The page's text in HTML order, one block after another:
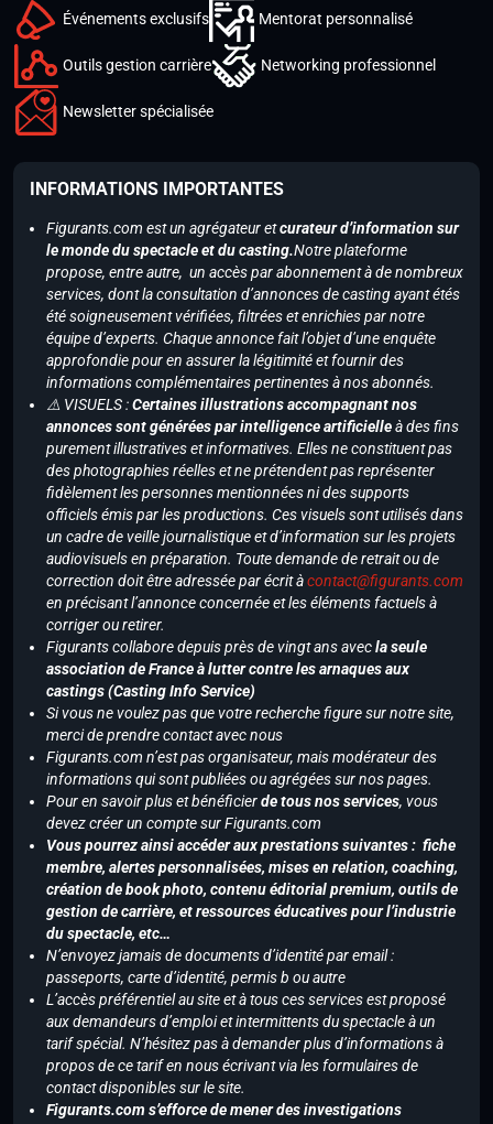
Événements exclusifs Mentorat personnalisé
Outils gestion carrière Networking professionnel
Newsletter spécialisée
INFORMATIONS IMPORTANTES
Figurants.com est un agrégateur etcurateur d’information sur
le monde du spectacle et du casting.Notre plateforme
propose, entre autre, un accès par abonnement à de nombreux
services, dont la consultation d’annonces de casting ayant étés
été soigneusement vérifiées, filtrées et enrichies par notre
équipe d’experts. Chaque annonce fait l’objet d’une enquête
approfondie pour en assurer la légitimité et fournir des
informations complémentaires pertinentes à nos abonnés.
⚠️ VISUELS :Certaines illustrations accompagnant nos
annonces sont générées par intelligence artificielleà des fins
purement illustratives et informatives. Elles ne constituent pas
des photographies réelles et ne prétendent pas représenter
fidèlement les personnes mentionnées ni des supports
officiels émis par les productions. Ces visuels sont utilisés dans
un cadre de veille journalistique et d’information sur les projets
audiovisuels en préparation. Toute demande de retrait ou de
correction doit être adressée par écrit àcontact@figurants.com
en précisant l’annonce concernée et les éléments factuels à
corriger ou retirer.
Figurants collabore depuis près de vingt ans avecla seule
association de France à lutter contre les arnaques aux
castings (Casting Info Service)
Si vous ne voulez pas que votre recherche figure sur notre site,
merci de prendre contact avec nous
Figurants.com n’est pas organisateur, mais modérateur des
informations qui sont publiées ou agrégées sur nos pages.
Pour en savoir plus et bénéficierde tous nos services, vous
devez créer un compte sur Figurants.com
Vous pourrez ainsi accéder aux prestations suivantes : fiche
membre, alertes personnalisées, mises en relation, coaching,
création de book photo, contenu éditorial premium, outils de
gestion de carrière, et ressources éducatives pour l’industrie
du spectacle, etc…
N’envoyez jamais de documents d’identité par email :
passeports, carte d’identité, permis b ou autre
L’accès préférentiel au site et à tous ces services est proposé
aux demandeurs d’emploi et intermittents du spectacle à un
tarif spécial. N’hésitez pas à demander plus d’informations à
propos de ce tarif en nous écrivant via les formulaires de
contact disponibles sur le site.
Figurants.com s’efforce de mener des investigations